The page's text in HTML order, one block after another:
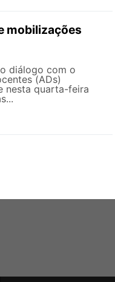
mobilizações
diálogo com o
(ADs)
nesta quarta-feira